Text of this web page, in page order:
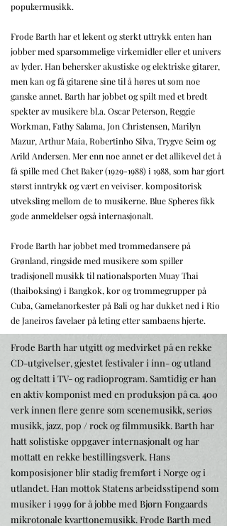
populærmusikk.
Frode Barth har et lekent og sterkt uttrykk enten han
jobber med sparsommelige virkemidler eller et univers
av lyder. Han behersker akustiske og elektriske gitarer,
men kan og få gitarene sine til å høres ut som noe
ganske annet. Barth har jobbet og spilt med et bredt
spekter av musikere bl.a. Oscar Peterson, Reggie
Workman, Fathy Salama, Jon Christensen, Marilyn
Mazur, Arthur Maia, Robertinho Silva, Trygve Seim og
Arild Andersen. Mer enn noe annet er det allikevel det å
få spille med Chet Baker(1929-1988) i 1988, som har gjort
størst inntrykk og vært en veiviser. kompositorisk
utveksling mellom de to musikerne. Blue Spheres fikk
gode anmeldelser også internasjonalt.
Frode Barth har jobbet med trommedansere på
Grønland, ringside med musikere som spiller
tradisjonell musikk til nationalsporten Muay Thai
(thaiboksing) i Bangkok, kor og trommegrupper på
Cuba, Gamelanorkester på Bali og har dukket ned i Rio
de Janeiros favelaer på leting etter sambaens hjerte.
Frode Barth har utgitt og medvirket på en rekke
CD-utgivelser, gjestet festivaler i inn- og utland
og deltatt i TV- og radioprogram. Samtidig er han
en aktiv komponist med en produksjon på ca. 400
verk innen flere genre som scenemusikk, seriøs
musikk, jazz, pop / rock og filmmusikk. Barth har
hatt solistiske oppgaver internasjonalt og har
mottatt en rekke bestillingsverk. Hans
komposisjoner blir stadig fremført i Norge og i
utlandet. Han mottok Statens arbeidsstipend som
musiker i 1999 for å jobbe med Bjørn Fongaards
mikrotonale kvarttonemusikk. Frode Barth med